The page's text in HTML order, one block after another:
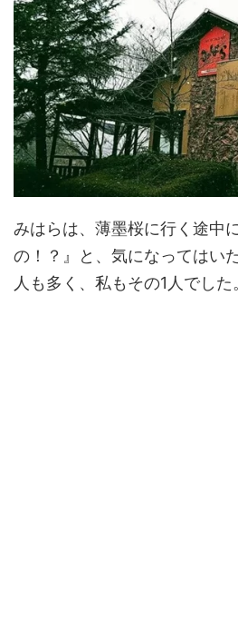
みはらは、薄墨桜に行く途中
の！？』と、気になってはい
人も多く、私もその1人でした